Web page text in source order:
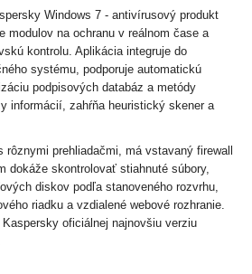
Windows 7 - antivírusový produkt
modulov na ochranu v reálnom čase a
kontrolu. Aplikácia integruje do
systému, podporuje automatickú
podpisových databáz a metódy
informácií, zahŕňa heuristický skener a
prehliadačmi, má vstavaný firewall
dokáže skontrolovať stiahnuté súbory,
diskov podľa stanoveného rozvrhu,
riadku a vzdialené webové rozhranie.
oficiálnej najnovšiu verziu